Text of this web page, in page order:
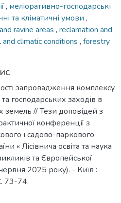
, меліоративно-господарські
та кліматичні умови ,
ravine areas , reclamation and
climatic conditions , forestry
запровадження комплексу
господарських заходів в
// Тези доповідей з
конференції з
і садово-паркового
« Лісівнича освіта та наука
та Європейської
2025 року). - Київ :
73-74.